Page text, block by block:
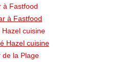
à Fastfood
Hazel cuisine
de la Plage